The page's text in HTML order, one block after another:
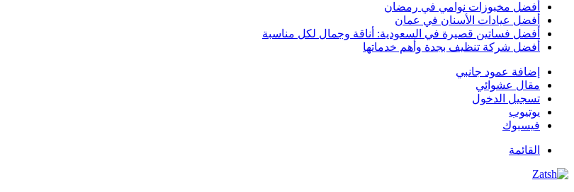
أفضل مخبوزات نوامي في رمضان
أفضل عيادات الأسنان في عمان
أفضل فساتين قصيرة في السعودية: أناقة وجمال لكل مناسبة
أفضل شركة تنظيف بجدة وأهم خدماتها
إضافة عمود جانبي
مقال عشوائي
تسجيل الدخول
يوتيوب
فيسبوك
القائمة